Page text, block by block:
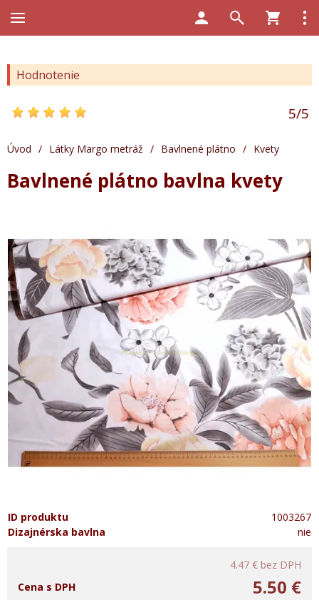
Hodnotenie
5/5
Úvod / Látky Margo metráž / Bavlnené plátno / Kvety
Bavlnené plátno bavlna kvety
ID produktu
1003267
Dizajnérska bavlna
nie
4.47 € bez DPH
5.50 €
Cena s DPH